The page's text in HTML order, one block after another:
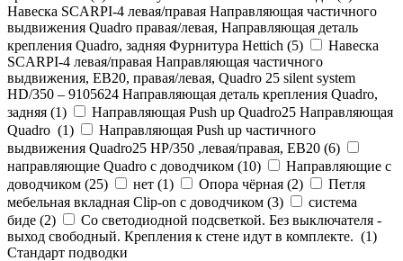
Навеска SCARPI-4 левая/правая Направляющая частичного
выдвижения Quadro правая/левая, Направляющая деталь
крепления Quadro, задняя Фурнитура Hettich (5)
Навеска
SCARPI-4 левая/правая Направляющая частичного
выдвижения, ЕВ20, правая/левая, Quadro 25 silent system
HD/350 – 9105624 Направляющая деталь крепления Quadro,
задняя (1)
Направляющая Push up Quadro25 Направляющая
Quadro (1)
Направляющая Push up частичного
выдвижения Quadro25 НР/350 ,левая/правая, ЕВ20 (6)
направляющие Quadro с доводчиком (10)
Направляющие с
доводчиком (25) нет (1) Опора чёрная (2)
Петля
мебельная вкладная Clip-on с доводчиком (3)
система
биде (2)
Со светодиодной подсветкой. Без выключателя -
выход свободный. Крепления к стене идут в комплекте. (1)
Стандарт подводки